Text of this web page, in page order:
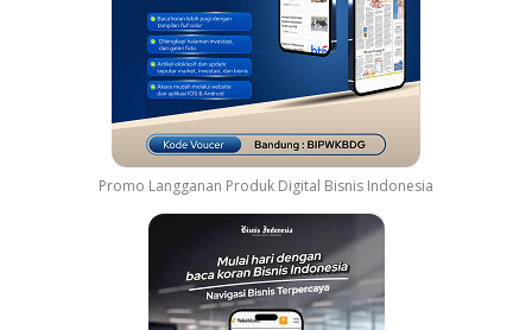
Promo Langganan Produk Digital Bisnis Indonesia